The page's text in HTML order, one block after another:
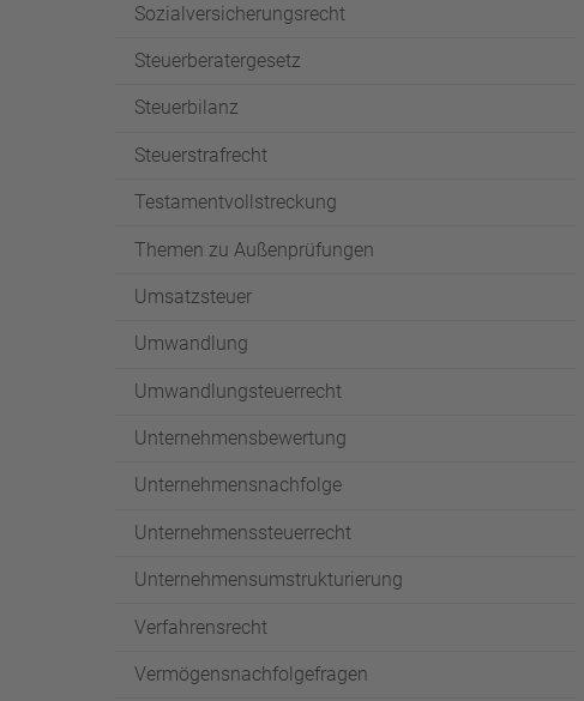
Sozialversicherungsrecht
Steuerberatergesetz
Steuerbilanz
Steuerstrafrecht
Testamentvollstreckung
Themen zu Außenprüfungen
Umsatzsteuer
Umwandlung
Umwandlungsteuerrecht
Unternehmensbewertung
Unternehmensnachfolge
Unternehmenssteuerrecht
Unternehmensumstrukturierung
Verfahrensrecht
Vermögensnachfolgefragen